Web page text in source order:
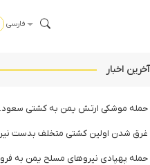
فارسی
آخرین اخبار
حمله موشکی ارتش یمن به کشتی سعودی در شمال دریای سرخ
غرق شدن اولین کشتی متخلف بدست نیروی دریایی ارتش یمن
حمله پهپادی نیروهای مسلح یمن به فرودگاه نجران